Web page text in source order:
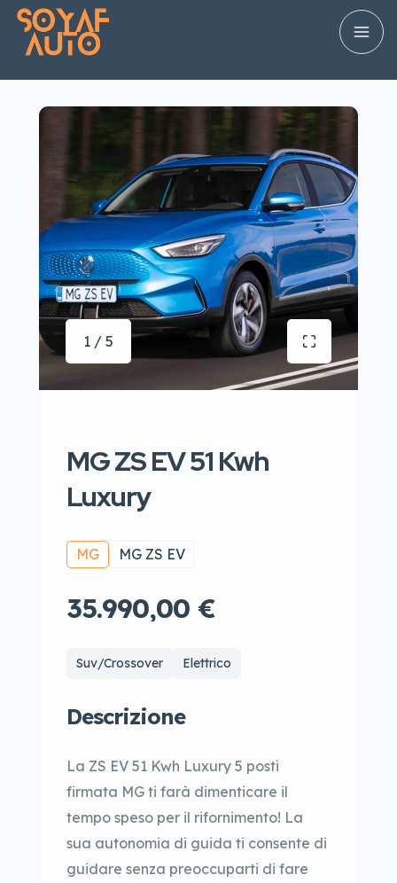
1 / 5
MG ZS EV 51 Kwh
Luxury
MG MG ZS EV
35.990,00 €
Suv/Crossover Elettrico
Descrizione
La ZS EV 51 Kwh Luxury 5 posti
firmata MG ti farà dimenticare il
tempo speso per il rifornimento! La
sua autonomia di guida ti consente di
guidare senza preoccuparti di fare